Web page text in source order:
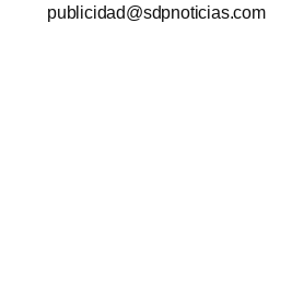
publicidad@sdpnoticias.com